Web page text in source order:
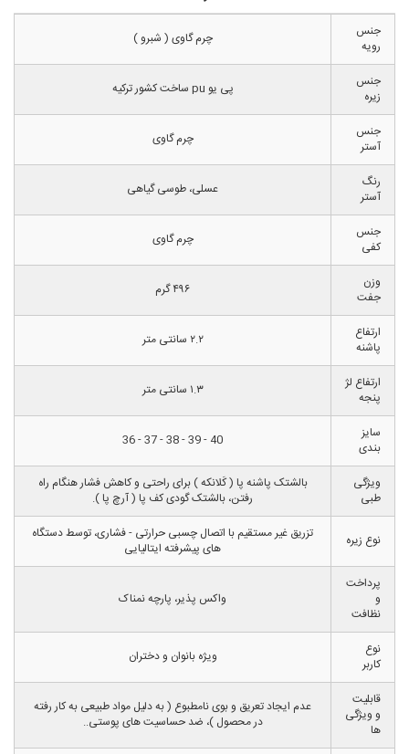
جنس
رویه
چرم گاوی ( شبرو )
جنس
زیره
پی یو pu ساخت کشور ترکیه
جنس
آستر
چرم گاوی
رنگ
آستر
عسلی، طوسی گیاهی
جنس
کفی
چرم گاوی
وزن
جفت
۴۹۶ گرم
ارتفاع
پاشنه
۲.۲ سانتی متر
ارتفاع لژ
پنجه
۱.۳ سانتی متر
سایز
بندی
40 - 39 - 38 - 37 - 36
ویژگی
طبی
بالشتک پاشنه پا ( کَلانکه ) برای راحتی و کاهش فشار هنگام راه
رفتن، بالشتک گودی کف پا ( آرچ پا ).
نوع زیره
تزریق غیر مستقیم با اتصال چسبی حرارتی - فشاری، توسط دستگاه
های پیشرفته ایتالیایی
پرداخت
و
نظافت
واکس پذیر، پارچه نمناک
نوع
کاربر
ویژه بانوان و دختران
قابلیت
و ویژگی
ها
عدم ایجاد تعریق و بوی نامطبوع ( به دلیل مواد طبیعی به کار رفته
در محصول )، ضد حساسیت های پوستی..